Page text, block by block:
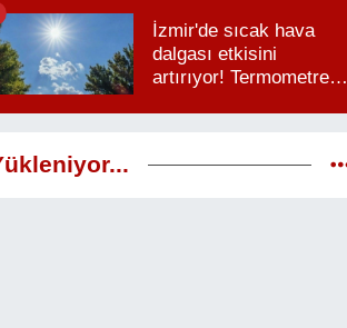
İzmir'de sıcak hava
dalgası etkisini
artırıyor! Termometreler